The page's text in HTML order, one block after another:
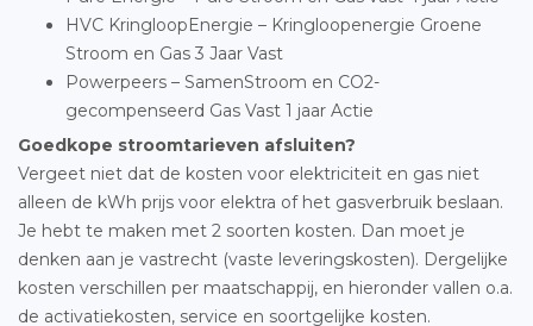
HVC KringloopEnergie – Kringloopenergie Groene
Stroom en Gas 3 Jaar Vast
Powerpeers – SamenStroom en CO2-
gecompenseerd Gas Vast 1 jaar Actie
Goedkope stroomtarieven afsluiten?
Vergeet niet dat de kosten voor elektriciteit en gas niet
alleen de kWh prijs voor elektra of het gasverbruik beslaan.
Je hebt te maken met 2 soorten kosten. Dan moet je
denken aan je vastrecht (vaste leveringskosten). Dergelijke
kosten verschillen per maatschappij, en hieronder vallen o.a.
de activatiekosten, service en soortgelijke kosten.